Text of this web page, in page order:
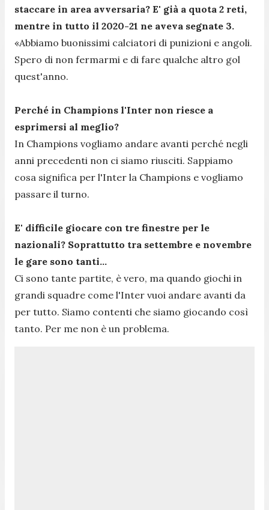
staccare in area avversaria? E' già a quota 2 reti,
mentre in tutto il 2020-21 ne aveva segnate 3.
«Abbiamo buonissimi calciatori di punizioni e angoli.
Spero di non fermarmi e di fare qualche altro gol
quest'anno.
Perché in Champions l'Inter non riesce a
esprimersi al meglio?
In Champions vogliamo andare avanti perché negli
anni precedenti non ci siamo riusciti. Sappiamo
cosa significa per l'Inter la Champions e vogliamo
passare il turno.
E' difficile giocare con tre finestre per le
nazionali? Soprattutto tra settembre e novembre
le gare sono tanti...
Ci sono tante partite, è vero, ma quando giochi in
grandi squadre come l'Inter vuoi andare avanti da
per tutto. Siamo contenti che siamo giocando così
tanto. Per me non è un problema.